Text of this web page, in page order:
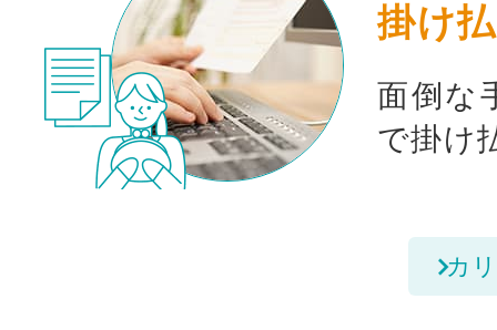
掛け
面倒な
で掛け
カ